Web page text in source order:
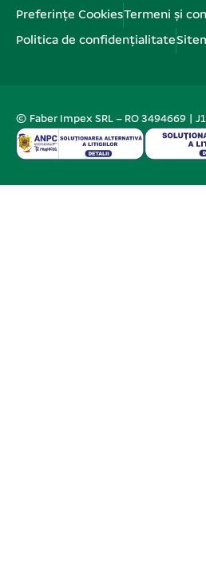
Preferințe CookiesTermeni și
Politica de confidențialitate
© Faber Impex SRL – RO 3494669 |